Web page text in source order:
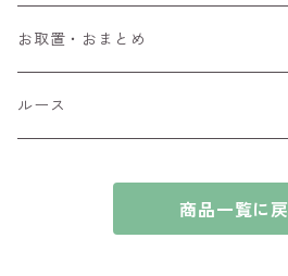
ブローチ
チャーム
ブレスレット
アイオライト
アウイナイト
アクアマリン
お取置・おまとめ
ルース
カボションカット
商品一覧に